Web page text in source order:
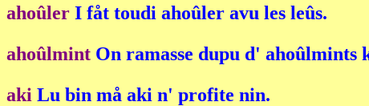
ahoûler I fåt toudi ahoûler avu les leûs.
ahoûlmint On ramasse dupu d' ahoûlmints
aki Lu bin må aki n' profite nin.